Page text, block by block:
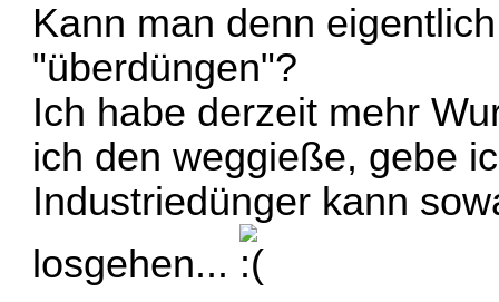
Kann man denn
"überdüngen"?
Ich habe derzeit mehr
ich den weggieße, gebe
Industriedünger kann
losgehen...